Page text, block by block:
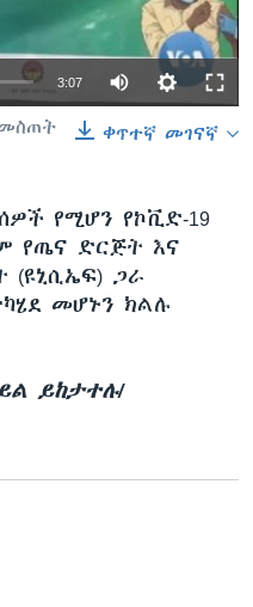
3:07
ቀጥተኛ መገናኛ
የሚሆን የኮቪድ-19
የጤና ድርጅት እና
(ዩኒሲኤፍ) ጋራ
መሆኑን ክልሉ
ይከታተሉ/